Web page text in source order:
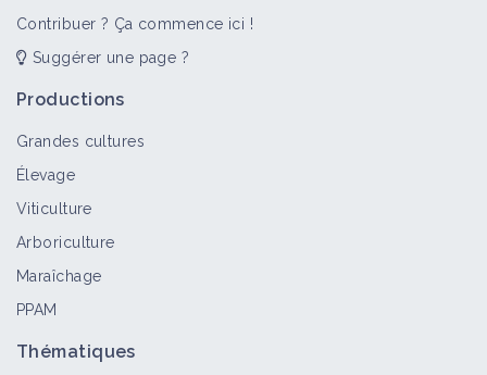
Strip-till
Contribuer ? Ça commence ici !
Suggérer une page ?
Productions
Grandes cultures
Élevage
Viticulture
Arboriculture
Maraîchage
PPAM
Thématiques